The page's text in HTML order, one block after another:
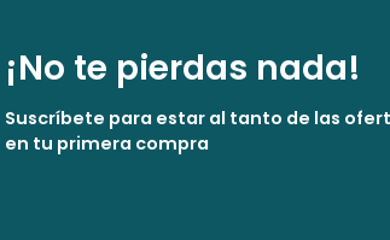
¡No te pierdas nada!
Suscríbete para estar al tanto de las
en tu primera compra